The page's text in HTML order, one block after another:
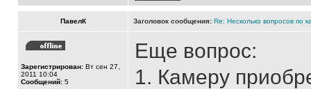
ПавелК Заголовок сообщения: Re: Несколько вопросов по
Зарегистрирован: Вт сен 27,
2011 10:04
Сообщений: 5
Еще вопрос:
1. Камеру